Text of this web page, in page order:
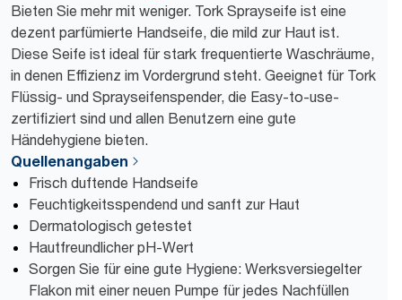
Bieten Sie mehr mit weniger. Tork Sprayseife ist eine
dezent parfümierte Handseife, die mild zur Haut ist.
Diese Seife ist ideal für stark frequentierte Waschräume,
in denen Effizienz im Vordergrund steht. Geeignet für Tork
Flüssig- und Sprayseifenspender, die Easy-to-use-
zertifiziert sind und allen Benutzern eine gute
Händehygiene bieten.
Quellenangaben
Frisch duftende Handseife
Feuchtigkeitsspendend und sanft zur Haut
Dermatologisch getestet
Hautfreundlicher pH-Wert
Sorgen Sie für eine gute Hygiene: Werksversiegelter
Flakon mit einer neuen Pumpe für jedes Nachfüllen